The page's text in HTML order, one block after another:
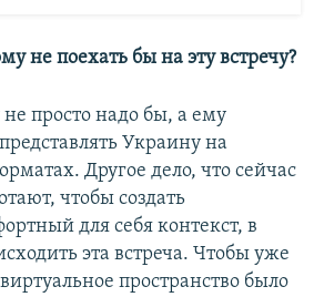
не поехать бы на эту встречу?
просто надо бы, а ему
Украину на
Другое дело, что сейчас
чтобы создать
для себя контекст, в
эта встреча. Чтобы уже
пространство было